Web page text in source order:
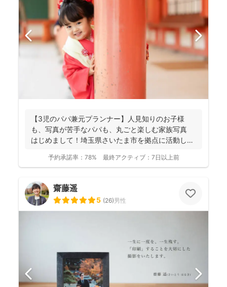
【3児のパパ兼元プランナー】人見知りのお子様
も、写真が苦手なパパも、丸ごと楽しむ家族写真
はじめまして！埼玉県さいたま市を拠点に活動して
予約承諾率： 78% 最終アクティブ： 7日以上前
齋藤遥
5 (26)男性